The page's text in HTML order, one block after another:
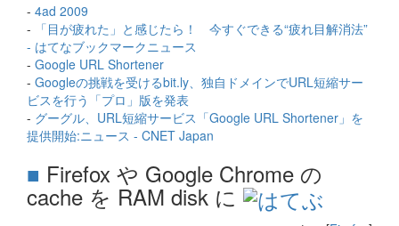
- 4ad 2009
-
「目が疲れた」と感じたら！ 今すぐできる“疲れ目解消法”
- はてなブックマークニュース
- Google URL Shortener
- Googleの挑戦を受けるbit.ly、独自ドメインでURL短縮サー
ビスを行う「プロ」版を発表
- グーグル、URL短縮サービス「Google URL Shortener」を
提供開始:ニュース - CNET Japan
■ Firefox や Google Chrome の
cache を RAM disk に